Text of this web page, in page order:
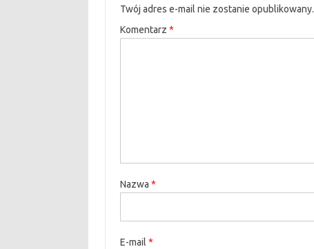
Twój adres e-mail nie zostanie opublikowany.
Komentarz *
Nazwa *
E-mail *